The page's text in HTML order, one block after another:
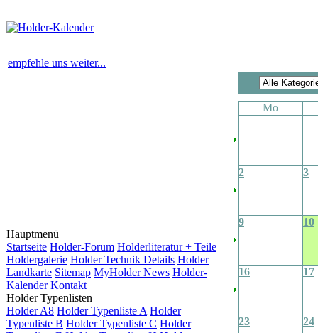
empfehle uns weiter...
Hauptmenü
Startseite Holder-Forum Holderliteratur + Teile
Holdergalerie Holder Technik Details Holder
Landkarte Sitemap MyHolder News Holder-
Kalender Kontakt
Holder Typenlisten
Holder A8 Holder Typenliste A Holder
Typenliste B Holder Typenliste C Holder
Mo
2 3
9 10
16 17
23 24